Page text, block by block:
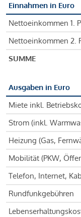
Einnahmen in Euro
Nettoeinkommen 1.
Nettoeinkommen 2.
SUMME
Ausgaben in Euro
Miete inkl.
Strom (inkl.
Heizung (Gas,
Mobilität (PKW,
Telefon, Internet,
Rundfunkgebühren